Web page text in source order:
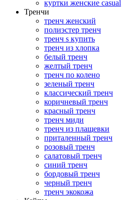
куртки женские casual
Тренчи
тренч женский
полиэстер тренч
тренч s купить
тренч из хлопка
белый тренч
желтый тренч
тренч по колено
зеленый тренч
классический тренч
коричневый тренч
красный тренч
тренч миди
тренч из плащевки
приталенный тренч
розовый тренч
салатовый тренч
синий тренч
бордовый тренч
черный тренч
тренч экокожа